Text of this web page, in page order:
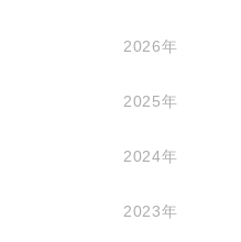
2026年
2025年
2024年
2023年